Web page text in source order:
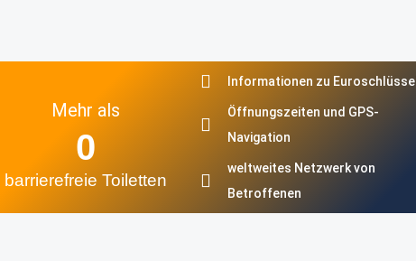
Mehr als
barrierefreie Toiletten
0
Informationen zu Euroschlüssel
Öffnungszeiten und GPS-
Navigation
weltweites Netzwerk von
Betroffenen